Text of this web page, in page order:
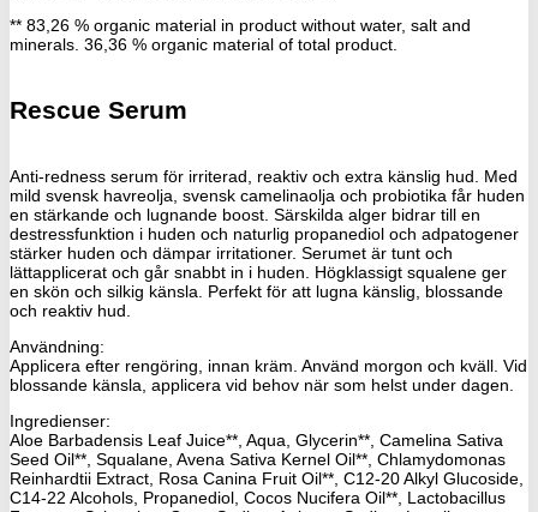
** 83,26 % organic material in product without water, salt and
minerals. 36,36 % organic material of total product.
Rescue Serum
Anti-redness serum för irriterad, reaktiv och extra känslig hud. Med
mild svensk havreolja, svensk camelinaolja och probiotika får huden
en stärkande och lugnande boost. Särskilda alger bidrar till en
destressfunktion i huden och naturlig propanediol och adpatogener
stärker huden och dämpar irritationer. Serumet är tunt och
lättapplicerat och går snabbt in i huden. Högklassigt squalene ger
en skön och silkig känsla. Perfekt för att lugna känslig, blossande
och reaktiv hud.
Användning:
Applicera efter rengöring, innan kräm. Använd morgon och kväll. Vid
blossande känsla, applicera vid behov när som helst under dagen.
Ingredienser:
Aloe Barbadensis Leaf Juice**, Aqua, Glycerin**, Camelina Sativa
Seed Oil**, Squalane, Avena Sativa Kernel Oil**, Chlamydomonas
Reinhardtii Extract, Rosa Canina Fruit Oil**, C12-20 Alkyl Glucoside,
C14-22 Alcohols, Propanediol, Cocos Nucifera Oil**, Lactobacillus